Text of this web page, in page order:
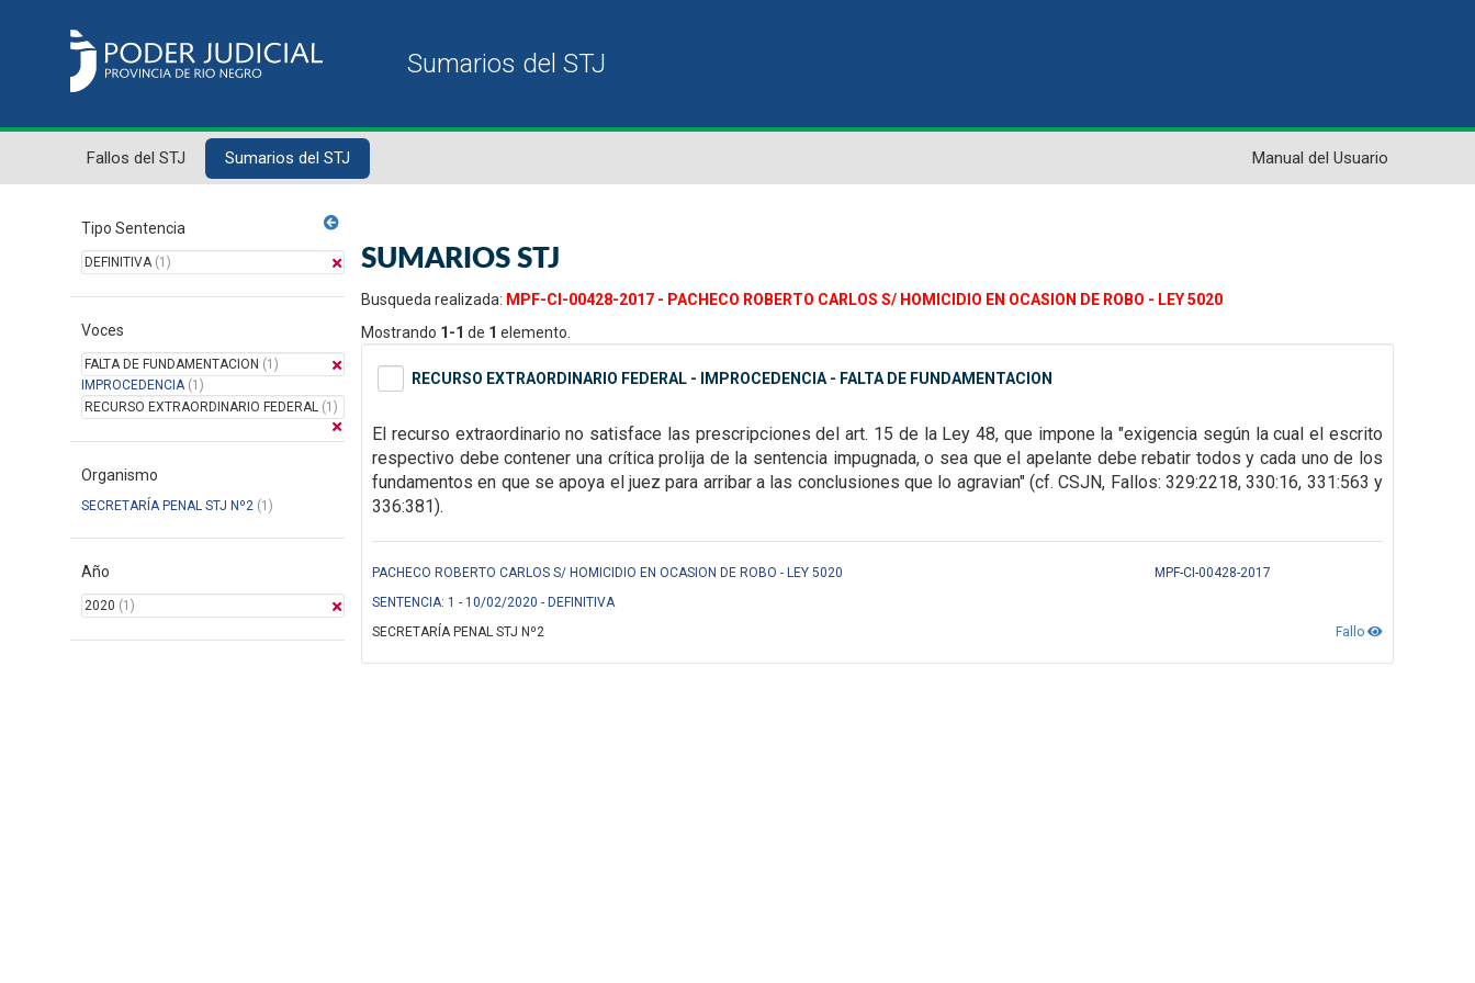
Fallos del STJ Sumarios del STJ Manual del Usuario
Tipo Sentencia
DEFINITIVA(1)
Voces
FALTA DE FUNDAMENTACION (1)
IMPROCEDENCIA(1)
RECURSO EXTRAORDINARIO FEDERAL (1)
Organismo
SECRETARÍA PENAL STJ Nº2 (1)
Año
2020 (1)
SUMARIOS STJ
Busqueda realizada: MPF-CI-00428-2017 - PACHECO ROBERTO CARLOS S/ HOMICIDIO EN OCASION DE ROBO - LEY 5020
Mostrando 1-1 de 1 elemento.
RECURSO EXTRAORDINARIO FEDERAL - IMPROCEDENCIA - FALTA DE FUNDAMENTACION
El recurso extraordinario no satisface las prescripciones del art. 15 de la Ley 48, que impone la "exigencia según la cual el escrito
respectivo debe contener una crítica prolija de la sentencia impugnada, o sea que el apelante debe rebatir todos y cada uno de los
fundamentos en que se apoya el juez para arribar a las conclusiones que lo agravian" (cf. CSJN, Fallos: 329:2218, 330:16, 331:563 y
336:381).
PACHECO ROBERTO CARLOS S/ HOMICIDIO EN OCASION DE ROBO - LEY 5020
MPF-CI-00428-2017
SENTENCIA: 1 - 10/02/2020 - DEFINITIVA
Fallo
SECRETARÍA PENAL STJ Nº2